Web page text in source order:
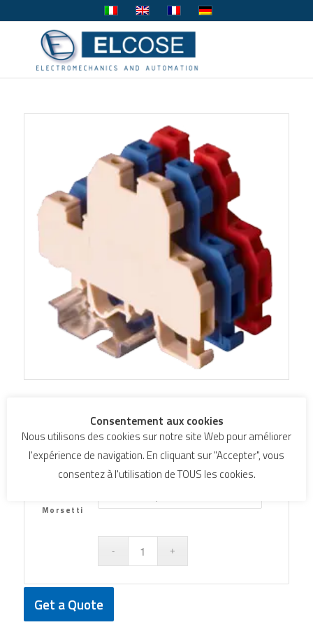
Double level terminal
blocks 2,5mmq
Morsetti
Get a Quote
Consentement aux cookies
Nous utilisons des cookies sur notre site Web pour améliorer
l'expérience de navigation. En cliquant sur "Accepter", vous
consentez à l'utilisation de TOUS les cookies.